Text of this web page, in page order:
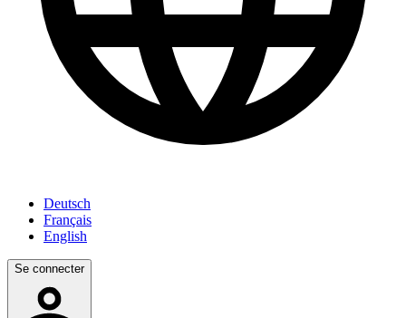
Deutsch
Français
English
Se connecter